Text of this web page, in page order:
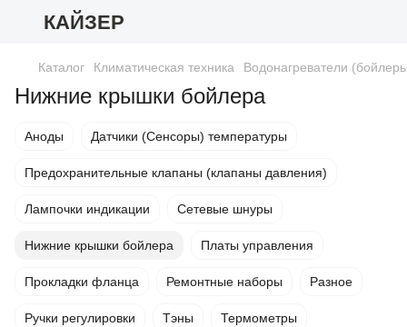
КАЙЗЕР
Каталог Климатическая техника Водонагреватели
Нижние крышки бойлера
Аноды Датчики (Сенсоры) температуры
Предохранительные клапаны (клапаны давления)
Лампочки индикации Сетевые шнуры
Нижние крышки бойлера Платы управления
Прокладки фланца Ремонтные наборы Разное
Ручки регулировки Тэны Термометры